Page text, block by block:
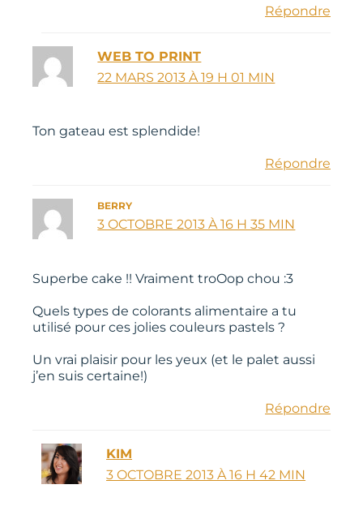
Répondre
WEB TO PRINT
22 MARS 2013 À 19 H 01 MIN
Ton gateau est splendide!
Répondre
BERRY
3 OCTOBRE 2013 À 16 H 35 MIN
Superbe cake !! Vraiment troOop chou :3
Quels types de colorants alimentaire a tu
utilisé pour ces jolies couleurs pastels ?
Un vrai plaisir pour les yeux (et le palet aussi
j’en suis certaine!)
Répondre
KIM
3 OCTOBRE 2013 À 16 H 42 MIN